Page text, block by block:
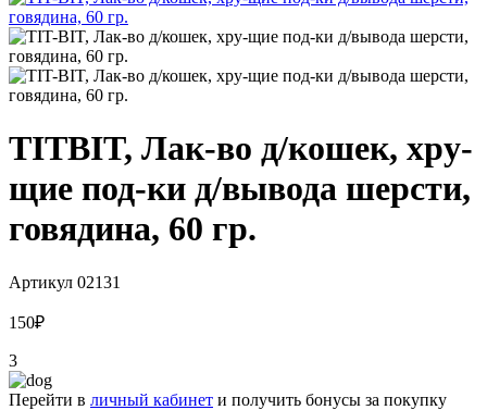
TITBIT, Лак-во д/кошек, хру-
щие под-ки д/вывода шерсти,
говядина, 60 гр.
Артикул 02131
150₽
3
Перейти в личный кабинет и получить бонусы за покупку